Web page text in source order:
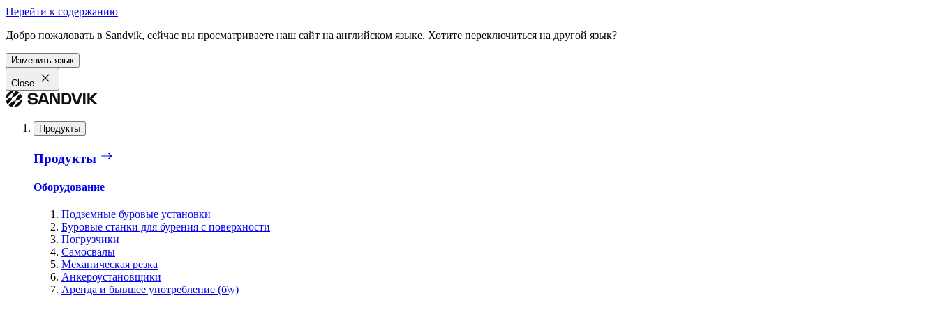
Перейти к содержанию
Добро пожаловать в Sandvik, сейчас вы просматриваете наш сайт на английском языке. Хотите переключиться на другой язык?
Изменить язык
Close
Продукты
Продукты
Оборудование
Подземные буровые установки
Буровые станки для бурения с поверхности
Погрузчики
Самосвалы
Механическая резка
Анкероустановщики
Аренда и бывшее употребление (б\у)